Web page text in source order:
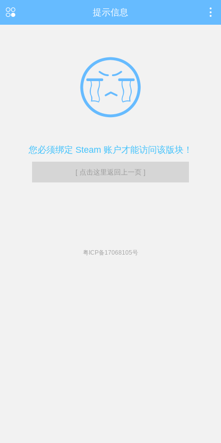
提示信息
您必须绑定 Steam 账户才能访问该版块！
[ 点击这里返回上一页 ]
粤ICP备17068105号